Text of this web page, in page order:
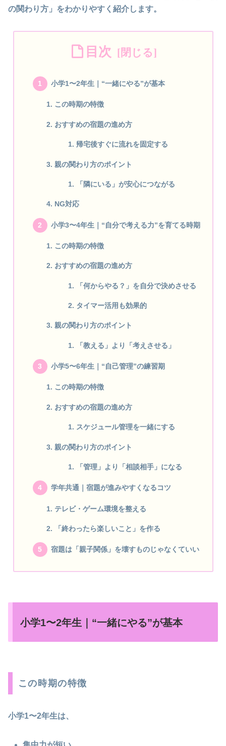
の関わり方」をわかりやすく紹介します。
目次
小学1〜2年生｜“一緒にやる”が基本
この時期の特徴
おすすめの宿題の進め方
帰宅後すぐに流れを固定する
親の関わり方のポイント
「隣にいる」が安心につながる
NG対応
小学3〜4年生｜“自分で考える力”を育てる時期
この時期の特徴
おすすめの宿題の進め方
「何からやる？」を自分で決めさせる
タイマー活用も効果的
親の関わり方のポイント
「教える」より「考えさせる」
小学5〜6年生｜“自己管理”の練習期
この時期の特徴
おすすめの宿題の進め方
スケジュール管理を一緒にする
親の関わり方のポイント
「管理」より「相談相手」になる
学年共通｜宿題が進みやすくなるコツ
テレビ・ゲーム環境を整える
「終わったら楽しいこと」を作る
宿題は「親子関係」を壊すものじゃなくていい
小学1〜2年生｜“一緒にやる”が基本
この時期の特徴
小学1〜2年生は、